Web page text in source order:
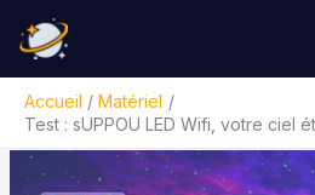
contenu
Accueil
Matériel
Test : sUPPOU LED Wifi, votre ciel
Rechercher